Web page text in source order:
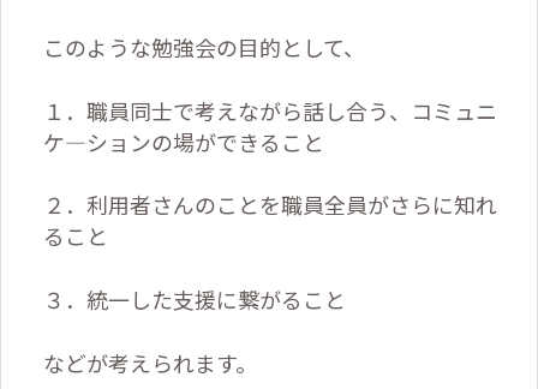
このような勉強会の目的として、
１．職員同士で考えながら話し合う、コミュニ
ケ―ションの場ができること
２．利用者さんのことを職員全員がさらに知れ
ること
３．統一した支援に繋がること
などが考えられます。